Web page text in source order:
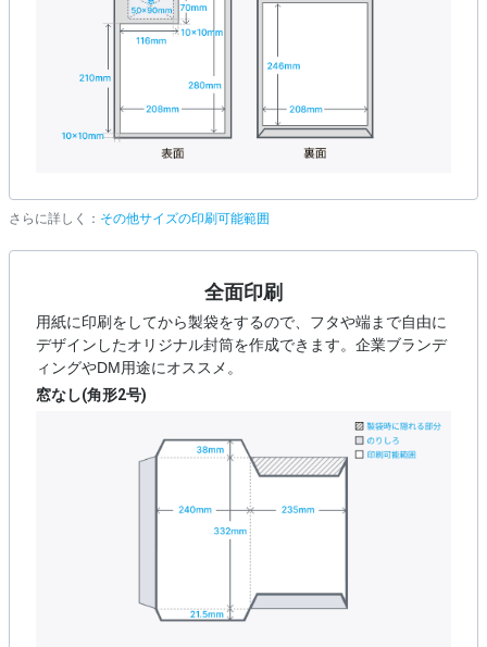
さらに詳しく： その他サイズの印刷可能範囲
全面印刷
用紙に印刷をしてから製袋をするので、フタや端まで自由に
デザインしたオリジナル封筒を作成できます。企業ブランデ
ィングやDM用途にオススメ。
窓なし(角形2号)